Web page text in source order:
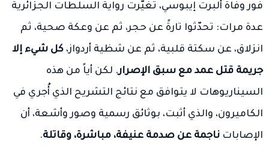
فور وفاة ألبرت إيبوسي، تغيّرت رواية السلطات الجزائرية
عدة مرات: تحدّثوا تارةً عن حجر، ثم عن وعكة صحية، ثم
انزلاق، عن سكتة قلبية، ثم عن شظية أردواز، كل شيء إلا
جريمة قتل عمد مع سبق الإصرار. لكن أياً من هذه
السيناريوهات لا يتوافق مع نتائج التشريح الذي أُجري في
الكاميرون، والذي أثبت، بوثائق رسمية وصور وأشعة، أن
الإصابات ناجمة عن صدمة عنيفة، مباشرة، وقاتلة.